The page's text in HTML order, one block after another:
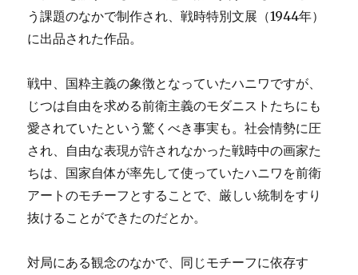
う課題のなかで制作され、戦時特別文展（1944年）
に出品された作品。
戦中、国粋主義の象徴となっていたハニワですが、
じつは自由を求める前衛主義のモダニストたちにも
愛されていたという驚くべき事実も。社会情勢に圧
され、自由な表現が許されなかった戦時中の画家た
ちは、国家自体が率先して使っていたハニワを前衛
アートのモチーフとすることで、厳しい統制をすり
抜けることができたのだとか。
対局にある観念のなかで、同じモチーフに依存す